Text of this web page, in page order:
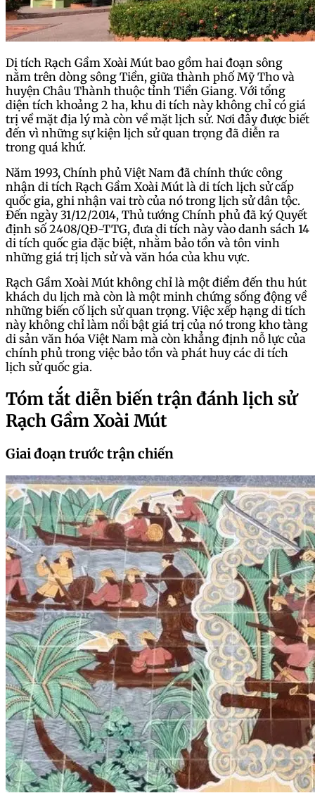
Di tích Rạch Gầm Xoài Mút bao gồm hai đoạn sông
nằm trên dòng sông Tiền, giữa thành phố Mỹ Tho và
huyện Châu Thành thuộc tỉnh Tiền Giang. Với tổng
diện tích khoảng 2 ha, khu di tích này không chỉ có giá
trị về mặt địa lý mà còn về mặt lịch sử. Nơi đây được biết
đến vì những sự kiện lịch sử quan trọng đã diễn ra
trong quá khứ.
Năm 1993, Chính phủ Việt Nam đã chính thức công
nhận di tích Rạch Gầm Xoài Mút là di tích lịch sử cấp
quốc gia, ghi nhận vai trò của nó trong lịch sử dân tộc.
Đến ngày 31/12/2014, Thủ tướng Chính phủ đã ký Quyết
định số 2408/QĐ-TTG, đưa di tích này vào danh sách 14
di tích quốc gia đặc biệt, nhằm bảo tồn và tôn vinh
những giá trị lịch sử và văn hóa của khu vực.
Rạch Gầm Xoài Mút không chỉ là một điểm đến thu hút
khách du lịch mà còn là một minh chứng sống động về
những biến cố lịch sử quan trọng. Việc xếp hạng di tích
này không chỉ làm nổi bật giá trị của nó trong kho tàng
di sản văn hóa Việt Nam mà còn khẳng định nỗ lực của
chính phủ trong việc bảo tồn và phát huy các di tích
lịch sử quốc gia.
Tóm tắt diễn biến trận đánh lịch sử
Rạch Gầm Xoài Mút
Giai đoạn trước trận chiến